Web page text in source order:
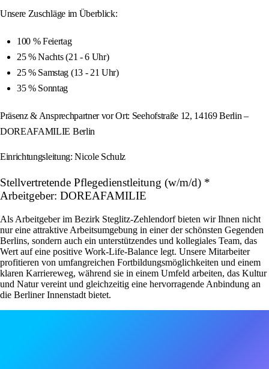
Unsere Zuschläge im Überblick:
100 % Feiertag
25 % Nachts (21 - 6 Uhr)
25 % Samstag (13 - 21 Uhr)
35 % Sonntag
Präsenz & Ansprechpartner vor Ort: Seehofstraße 12, 14169 Berlin –
DOREAFAMILIE Berlin
Einrichtungsleitung: Nicole Schulz
Stellvertretende Pflegedienstleitung (w/m/d) *
Arbeitgeber: DOREAFAMILIE
Als Arbeitgeber im Bezirk Steglitz-Zehlendorf bieten wir Ihnen nicht
nur eine attraktive Arbeitsumgebung in einer der schönsten Gegenden
Berlins, sondern auch ein unterstützendes und kollegiales Team, das
Wert auf eine positive Work-Life-Balance legt. Unsere Mitarbeiter
profitieren von umfangreichen Fortbildungsmöglichkeiten und einem
klaren Karriereweg, während sie in einem Umfeld arbeiten, das Kultur
und Natur vereint und gleichzeitig eine hervorragende Anbindung an
die Berliner Innenstadt bietet.